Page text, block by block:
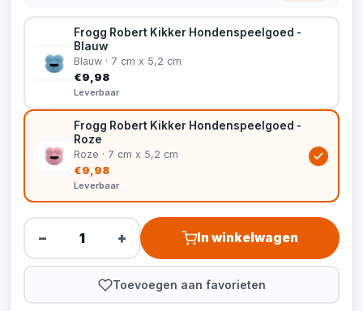
Frogg Robert Kikker Hondenspeelgoed -
Blauw
Blauw · 7 cm x 5,2 cm
€9,98
Leverbaar
Frogg Robert Kikker Hondenspeelgoed -
Roze
Roze · 7 cm x 5,2 cm
€9,98
Leverbaar
− + In winkelwagen
Toevoegen aan favorieten